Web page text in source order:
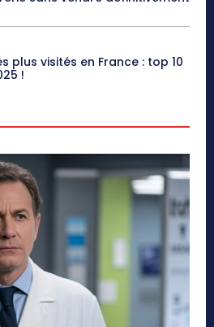
plus visités en France : top 10
!